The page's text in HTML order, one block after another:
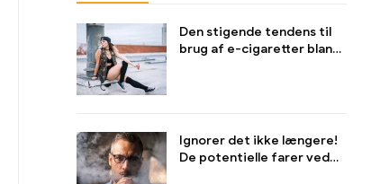
Den stigende tendens til
brug af e-cigaretter blandt
Ignorer det ikke længere!
De potentielle farer ved